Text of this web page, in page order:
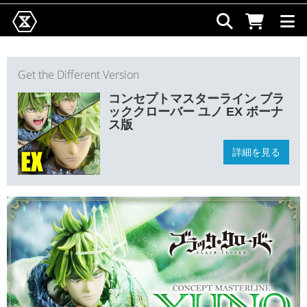
Get the Different Version
コンセプトマスターライン ブラ
ッククローバー ユノ EX ボーナ
ス版
詳細を見る